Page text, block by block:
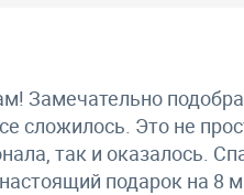
Замечательно
сложилось. Это не
так и оказалось.
подарок на 8